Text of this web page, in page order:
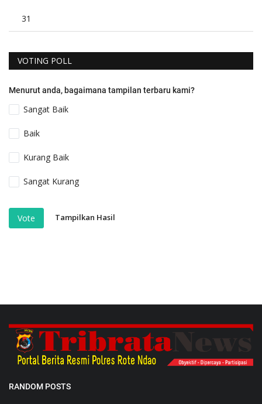
31
VOTING POLL
Menurut anda, bagaimana tampilan terbaru kami?
Sangat Baik
Baik
Kurang Baik
Sangat Kurang
Vote Tampilkan Hasil
RANDOM POSTS